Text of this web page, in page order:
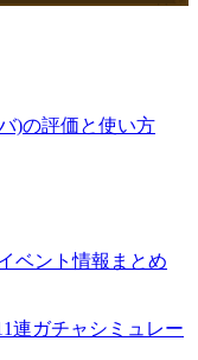
)の評価と使い方
ベント情報まとめ
連ガチャシミュレー